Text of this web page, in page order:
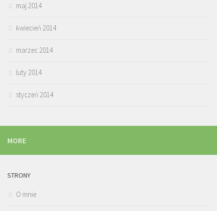
maj 2014
kwiecień 2014
marzec 2014
luty 2014
styczeń 2014
MORE
STRONY
O mnie